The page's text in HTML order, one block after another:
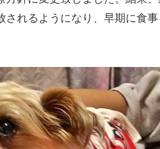
されるようになり、早期に食